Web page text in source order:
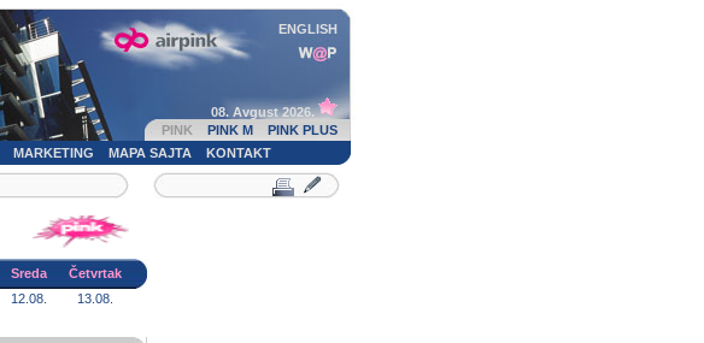
ENGLISH
08. Avgust 2026.
PINK
PINK M
PINK PLUS
MARKETING MAPA SAJTA KONTAKT
Sreda
Četvrtak
12.08. 13.08.